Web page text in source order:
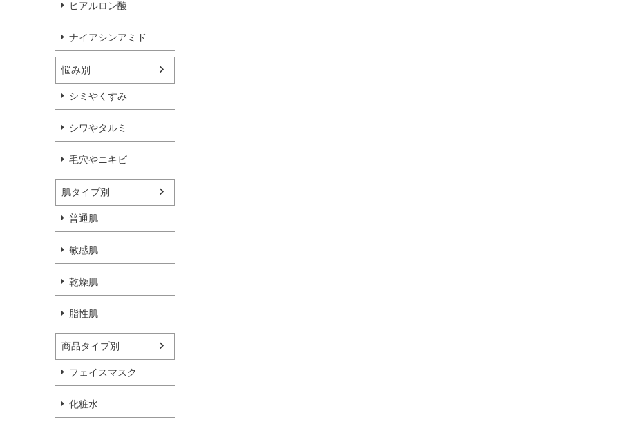
ヒアルロン酸
ナイアシンアミド
悩み別
シミやくすみ
シワやタルミ
毛穴やニキビ
肌タイプ別
普通肌
敏感肌
乾燥肌
脂性肌
商品タイプ別
フェイスマスク
化粧水